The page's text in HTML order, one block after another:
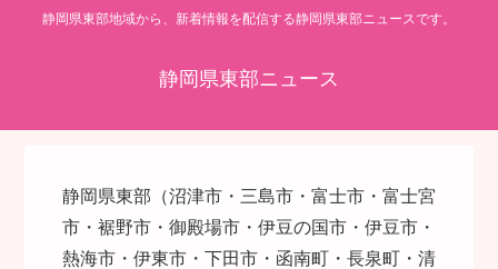
静岡県東部地域から、新着情報を配信する静岡県東部ニュースです。
静岡県東部ニュース
静岡県東部（沼津市・三島市・富士市・富士宮
市・裾野市・御殿場市・伊豆の国市・伊豆市・
熱海市・伊東市・下田市・函南町・長泉町・清